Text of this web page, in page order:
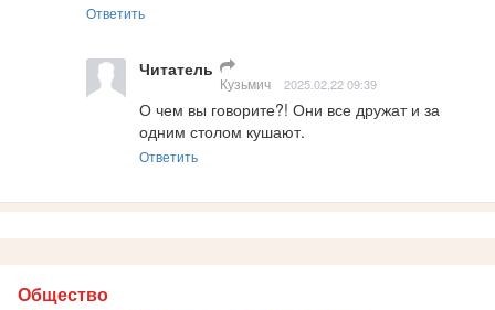
Ответить
Читатель
Кузьмич 2025.02.22 09:39
О чем вы говорите?! Они все дружат и за
одним столом кушают.
Ответить
Общество